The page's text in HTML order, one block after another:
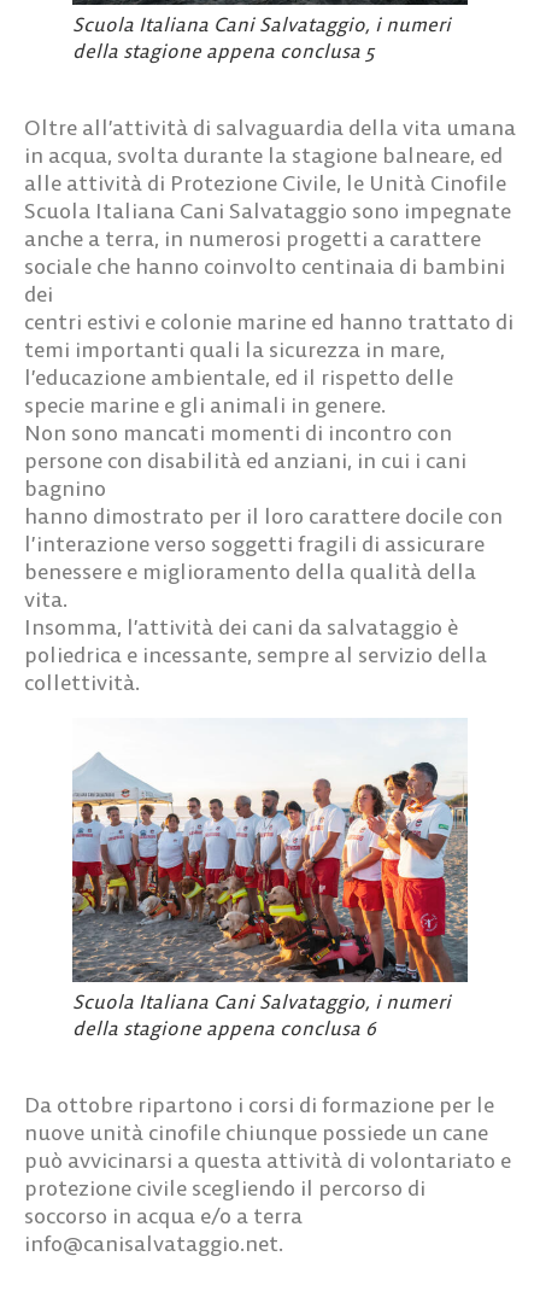
Scuola Italiana Cani Salvataggio, i numeri
della stagione appena conclusa 5
Oltre all’attività di salvaguardia della vita umana
in acqua, svolta durante la stagione balneare, ed
alle attività di Protezione Civile, le Unità Cinofile
Scuola Italiana Cani Salvataggio sono impegnate
anche a terra, in numerosi progetti a carattere
sociale che hanno coinvolto centinaia di bambini
dei
centri estivi e colonie marine ed hanno trattato di
temi importanti quali la sicurezza in mare,
l’educazione ambientale, ed il rispetto delle
specie marine e gli animali in genere.
Non sono mancati momenti di incontro con
persone con disabilità ed anziani, in cui i cani
bagnino
hanno dimostrato per il loro carattere docile con
l’interazione verso soggetti fragili di assicurare
benessere e miglioramento della qualità della
vita.
Insomma, l’attività dei cani da salvataggio è
poliedrica e incessante, sempre al servizio della
collettività.
Scuola Italiana Cani Salvataggio, i numeri
della stagione appena conclusa 6
Da ottobre ripartono i corsi di formazione per le
nuove unità cinofile chiunque possiede un cane
può avvicinarsi a questa attività di volontariato e
protezione civile scegliendo il percorso di
soccorso in acqua e/o a terra
info@canisalvataggio.net.